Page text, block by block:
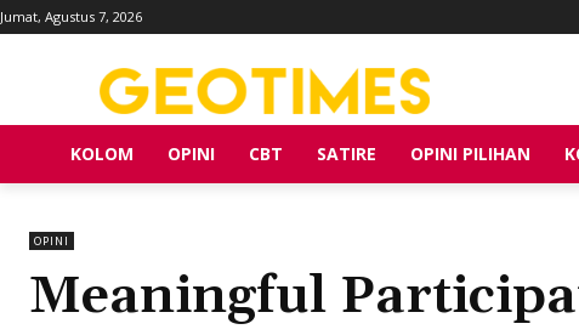
Jumat, Agustus 7, 2026
KOLOM OPINI CBT SATIRE OPINI PILIHAN
OPINI
Meaningful